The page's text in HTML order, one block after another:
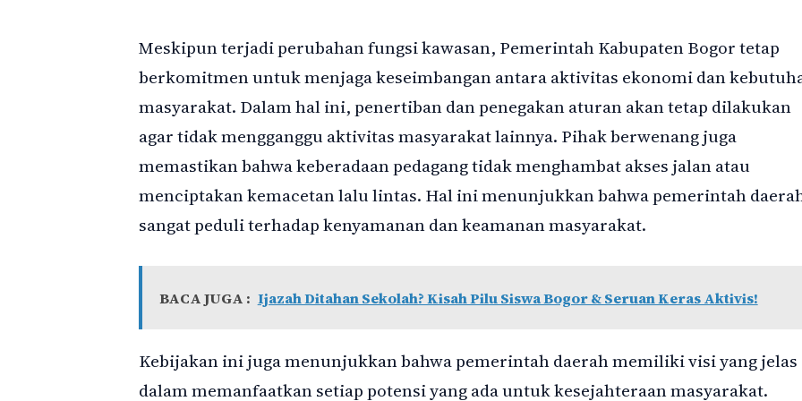
Meskipun terjadi perubahan fungsi kawasan, Pemerintah Kabupaten Bogor tetap
berkomitmen untuk menjaga keseimbangan antara aktivitas ekonomi dan
masyarakat. Dalam hal ini, penertiban dan penegakan aturan akan tetap dilakukan
agar tidak mengganggu aktivitas masyarakat lainnya. Pihak berwenang juga
memastikan bahwa keberadaan pedagang tidak menghambat akses jalan atau
menciptakan kemacetan lalu lintas. Hal ini menunjukkan bahwa pemerintah
sangat peduli terhadap kenyamanan dan keamanan masyarakat.
BACA JUGA : Ijazah Ditahan Sekolah? Kisah Pilu Siswa Bogor & Seruan Keras Aktivis!
Kebijakan ini juga menunjukkan bahwa pemerintah daerah memiliki visi yang jelas
dalam memanfaatkan setiap potensi yang ada untuk kesejahteraan masyarakat.